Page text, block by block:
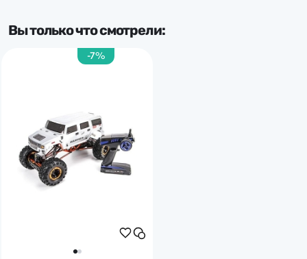
2.4 Ghz
Тип комплекта
Вы только что смотрели:
-7%